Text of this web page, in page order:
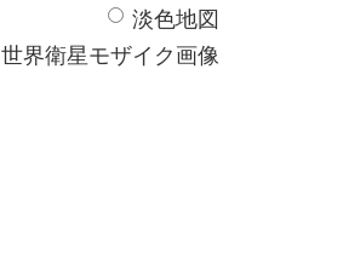
淡色地図
界衛星モザイク画像